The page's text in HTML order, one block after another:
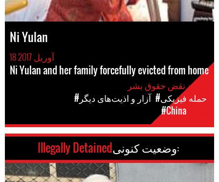
Ni Yulan
18 آوریل 2017
Ni Yulan and her family forcefully evicted from home
#آزار و اذیت‌های دیگر
#حمله فیزیکی
#China
وضعیت کنونی: Illegally Detained